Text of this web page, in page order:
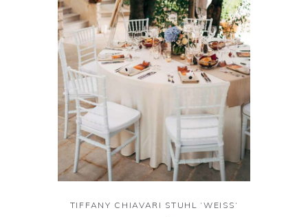
TIFFANY CHIAVARI STUHL ‘WEISS‘